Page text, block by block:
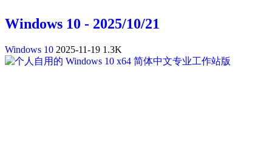
Windows 10 - 2025/10/21
Windows 10 2025-11-19 1.3K